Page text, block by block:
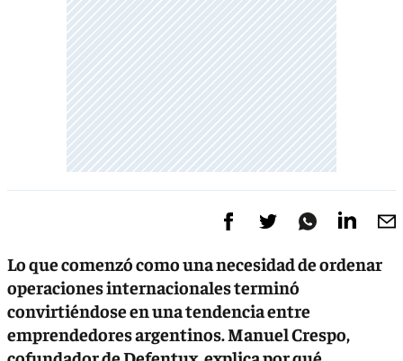
Lo que comenzó como una necesidad de ordenar
operaciones internacionales terminó
convirtiéndose en una tendencia entre
emprendedores argentinos. Manuel Crespo,